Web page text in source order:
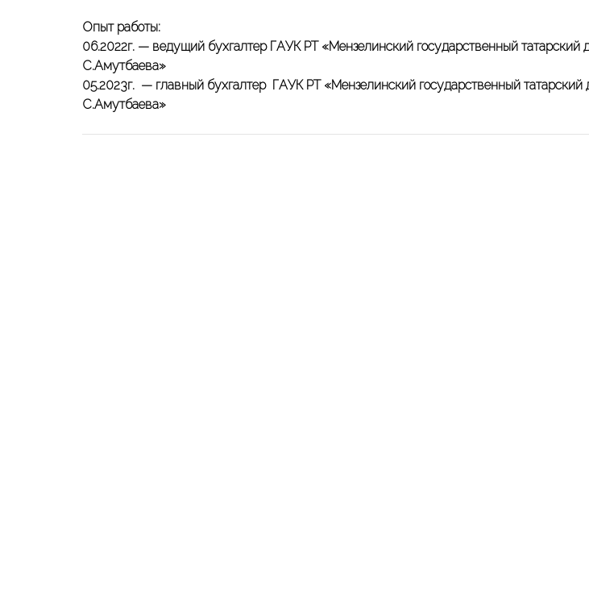
Опыт работы:
06.2022г. — ведущий бухгалтер ГАУК РТ «Мензелинский государственный татарский
С.Амутбаева»
05.2023г. — главный бухгалтер ГАУК РТ «Мензелинский государственный татарский
С.Амутбаева»